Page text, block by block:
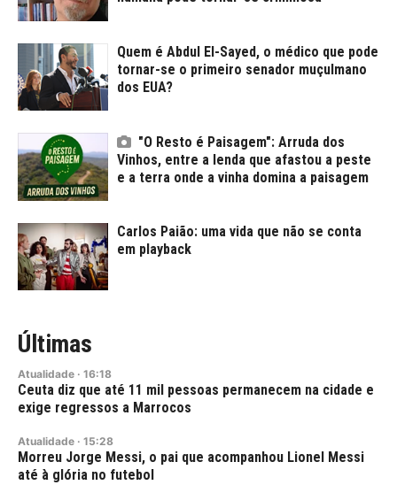
Quem é Abdul El-Sayed, o médico que pode
tornar-se o primeiro senador muçulmano
dos EUA?
"O Resto é Paisagem": Arruda dos
Vinhos, entre a lenda que afastou a peste
e a terra onde a vinha domina a paisagem
Carlos Paião: uma vida que não se conta
em playback
Últimas
Atualidade · 16:18
Ceuta diz que até 11 mil pessoas permanecem na cidade e
exige regressos a Marrocos
Atualidade · 15:28
Morreu Jorge Messi, o pai que acompanhou Lionel Messi
até à glória no futebol